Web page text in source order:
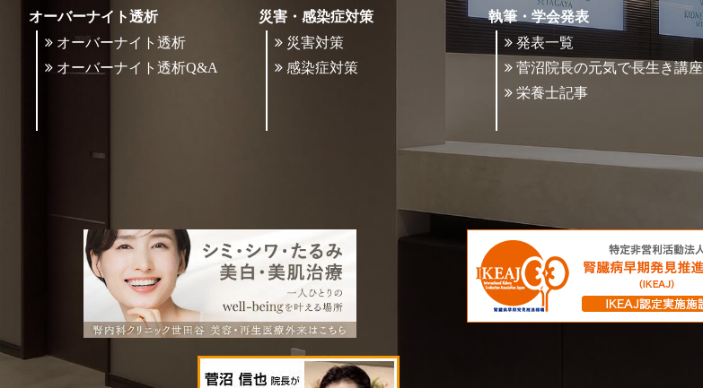
オーバーナイト透析
オーバーナイト透析
オーバーナイト透析Q&A
災害・感染症対策
災害対策
感染症対策
執筆・学会発表
発表一覧
菅沼院長の元気で長生き講座
栄養士記事